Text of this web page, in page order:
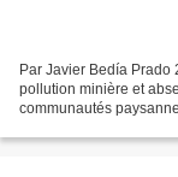
Par Javier Bedía Prado
pollution minière et
communautés